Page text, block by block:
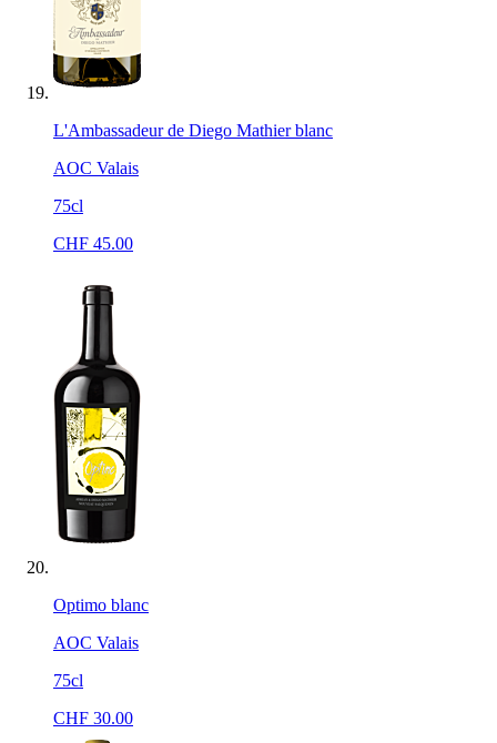
L'Ambassadeur de Diego Mathier blanc
AOC Valais
75cl
CHF 45.00
Optimo blanc
AOC Valais
75cl
CHF 30.00